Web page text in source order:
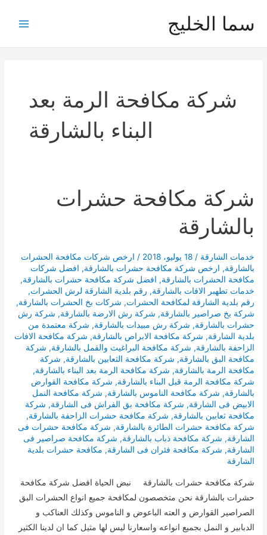
سما الخليج
شركة مكافحة الرمة بعد
البناء بالشارقة
شركة مكافحة حشرات
بالشارقة
خدمات الشارقة /18 يوليو، 2018 / ارخص شركات مكافحة الحشرات
بالشارقة, ارخص شركة مكافحة حشرات بالشارقة, افضل شركات
مكافحة الحشرات بالشارقة, افضل شركة مكافحة حشرات بالشارقة,
خدمات تطهبر الافات بالشارقة, رقم بلدية الشارقة لرش الحشرات,
رقم بلدية الشارقة لمكافحة الحشرات, شركات بخ الحشرات بالشارقة,
شركة بخ صراصير بالشارقة, شركة رش الارضة بالشارقة, شركة رش
حشرات بالشارقة, شركة رش مبيدات بالشارقة, شركة معتمدة من
بلدية الشارقة, شركة مكافحة الابراص بالشارقة, شركة مكافحة الافات
الزاحفة بالشارقة, شركة مكافحة البراغيث والقمل بالشارقة, شركة
مكافحة البق بالشارقة, شركة مكافحة الثعابين بالشارقة, شركة
مكافحة الرمة بالشارقة, شركة مكافحة الرمة بعد البناء بالشارقة,
شركة مكافحة الرمة قبل البناء بالشارقة, شركة مكافحة القوارض
بالشارقة, شركة مكافحة الناموس بالشارقة, شركة مكافحة النمل
الابيض فى الشارقة, شركة مكافحة بق الفراش فى الشارقة, شركة
مكافحة ثعابين بالشارقة, شركة مكافحة حشرات الزاحفة بالشارقة,
شركة مكافحة حشرات الطائرة بالشارقة, شركة مكافحة حشرات فى
الشارقة, شركة مكافحة ذباب بالشارقة, شركة مكافحة صراصير فى
الشارقة, شركة مكافحة فئران فى الشارقة, مكافحة حشرات بلدية
الشارقة
شركة مكافحة حشرات بالشارقة نبض الحياة افضل شركة مكافحة
حشرات بالشارقة نحن متخصصون لمكافحة جميع انواع الحشرات البق
الصراصير القوارض و العته الباعوض و الناموس وكذلك العناكب و
الدبابير و النمل بجميع انواعه واسعارنا ليس لها مثيل كما ان لدينا الكثير